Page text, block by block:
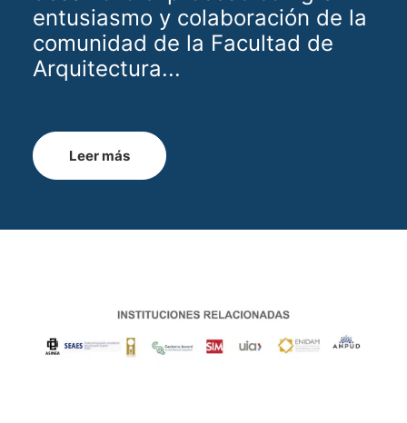
entusiasmo y colaboración de la
comunidad de la Facultad de
Arquitectura...
Leer más